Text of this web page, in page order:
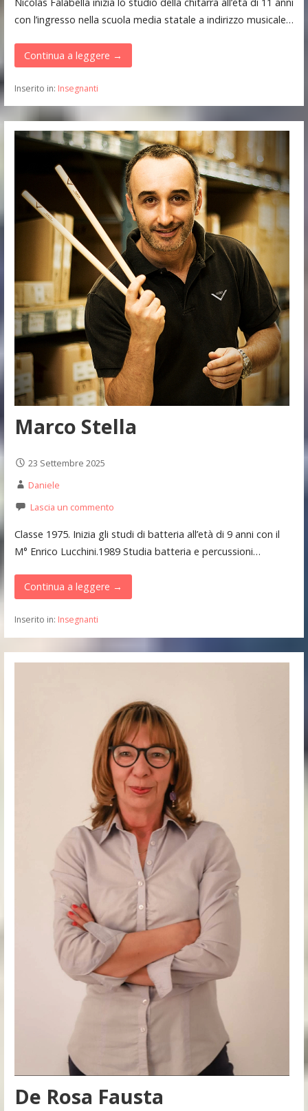
con l’ingresso nella scuola media statale a indirizzo musicale…
Continua a leggere →
Inserito in: Insegnanti
Marco Stella
23 Settembre 2025
Daniele
Lascia un commento
Classe 1975. Inizia gli studi di batteria all’età di 9 anni con il
M° Enrico Lucchini.1989 Studia batteria e percussioni…
Continua a leggere →
Inserito in: Insegnanti
De Rosa Fausta